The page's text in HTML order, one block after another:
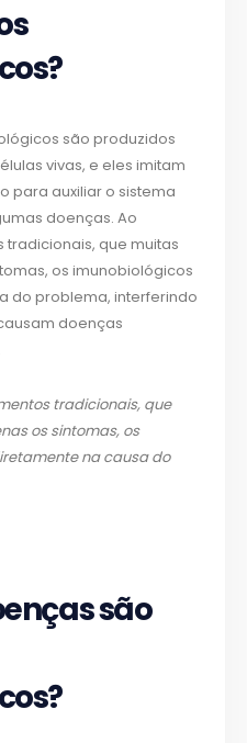
são produzidos
vivas, e eles imitam
para auxiliar o sistema
doenças. Ao
que muitas
os imunobiológicos
do problema, interferindo
doenças
tradicionais, que
os sintomas, os
na causa do
são